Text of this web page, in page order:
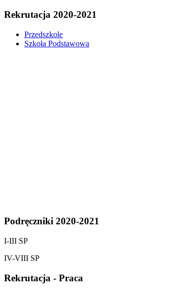
Rekrutacja 2020-2021
Przedszkole
Szkoła Podstawowa
Podręczniki 2020-2021
I-III SP
IV-VIII SP
Rekrutacja - Praca